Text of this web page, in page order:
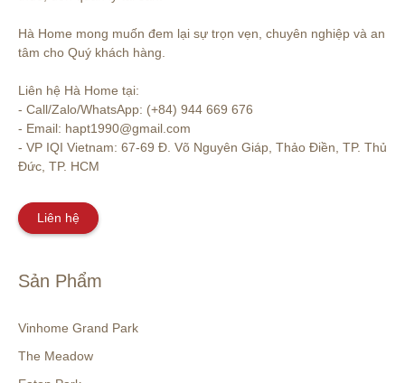
Hà Home mong muốn đem lại sự trọn vẹn, chuyên nghiệp và an
tâm cho Quý khách hàng.
Liên hệ Hà Home tại:
- Call/Zalo/WhatsApp: (+84) 944 669 676
- Email: hapt1990@gmail.com
- VP IQI Vietnam: 67-69 Đ. Võ Nguyên Giáp, Thảo Điền, TP. Thủ
Đức, TP. HCM
Liên hệ
Sản Phẩm
Vinhome Grand Park
The Meadow